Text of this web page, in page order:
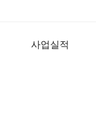
사업실적